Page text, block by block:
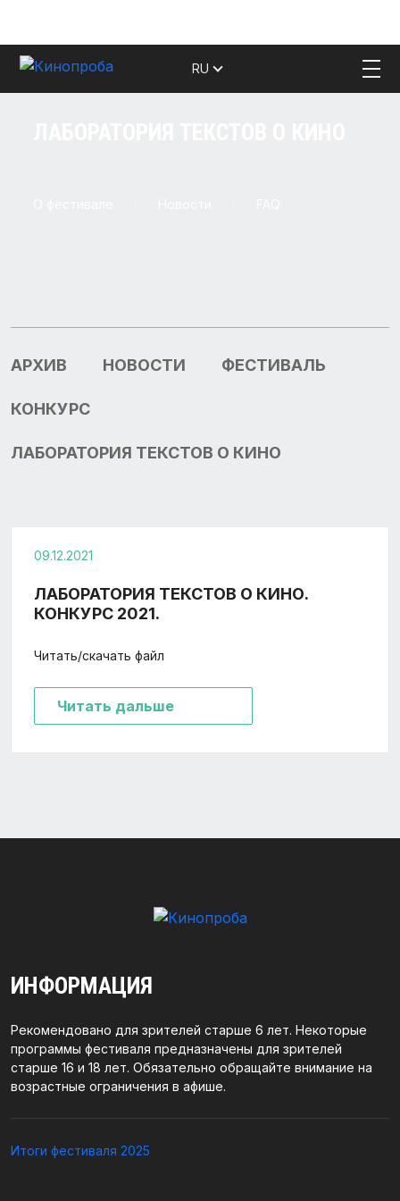
RU
09.12.2021
ЛАБОРАТОРИЯ ТЕКСТОВ О КИНО.
КОНКУРС 2021.
Читать/скачать файл
Читать дальше
АРХИВ НОВОСТИ ФЕСТИВАЛЬ
КОНКУРС
ЛАБОРАТОРИЯ ТЕКСТОВ О КИНО
ИНФОРМАЦИЯ
Рекомендовано для зрителей старше 6 лет. Некоторые
программы фестиваля предназначены для зрителей
старше 16 и 18 лет. Обязательно обращайте внимание на
возрастные ограничения в афише.
Итоги фестиваля 2025